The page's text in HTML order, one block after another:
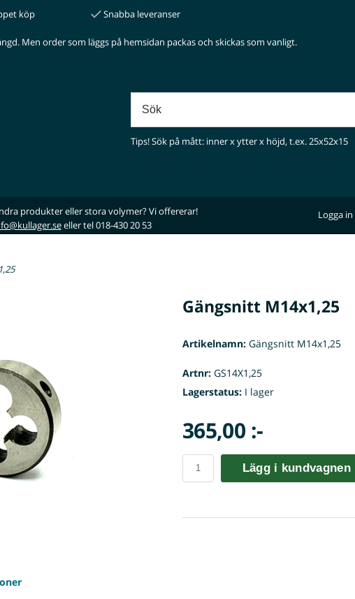
köp Snabba leveranser
Men order som läggs på hemsidan packas och skickas som vanligt.
Tips! Sök på mått: inner x ytter x höjd, t.ex. 25x52x15
produkter eller stora volymer? Vi offererar!
eller tel 018-430 20 53
Logga in
Gängsnitt M14x1,25
Artikelnamn:Gängsnitt M14x1,25
Artnr:GS14X1,25
Lagerstatus:I lager
365,00 :-
Lägg i kundvagnen